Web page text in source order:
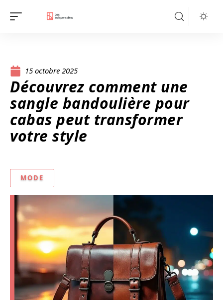
15 octobre 2025
Découvrez comment une
sangle bandoulière pour
cabas peut transformer
votre style
MODE